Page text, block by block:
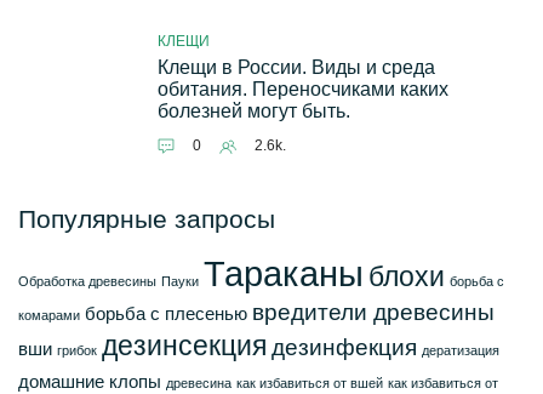
КЛЕЩИ
Клещи в России. Виды и среда
обитания. Переносчиками каких
болезней могут быть.
0 2.6k.
Популярные запросы
Обработка древесины Пауки Тараканы блохи борьба с
комарами борьба с плесенью вредители древесины
вши грибок дезинсекция дезинфекция дератизация
домашние клопы древесина как избавиться от вшей как избавиться от